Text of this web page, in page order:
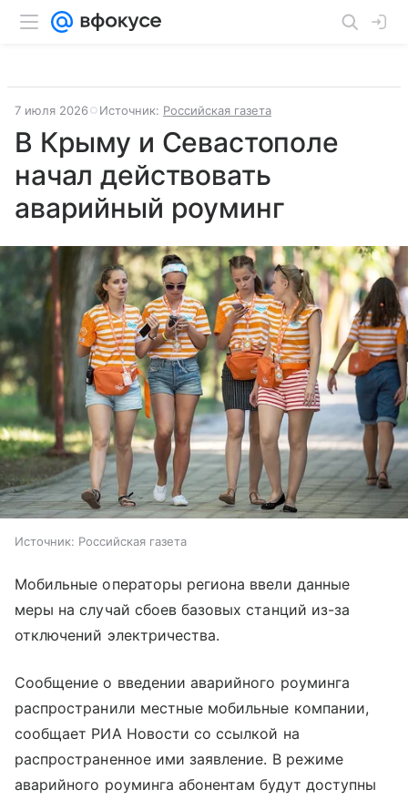
7 июля 2026 Источник: Российская газета
В Крыму и Севастополе
начал действовать
аварийный роуминг
Источник: Российская газета
Мобильные операторы региона ввели данные
меры на случай сбоев базовых станций из-за
отключений электричества.
Сообщение о введении аварийного роуминга
распространили местные мобильные компании,
сообщает РИА Новости со ссылкой на
распространенное ими заявление. В режиме
аварийного роуминга абонентам будут доступны